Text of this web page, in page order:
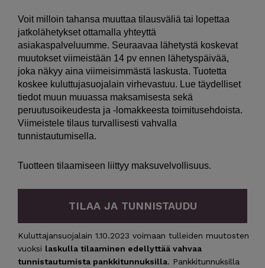
Voit milloin tahansa muuttaa tilausväliä tai lopettaa
jatkolähetykset ottamalla yhteyttä
asiakaspalveluumme. Seuraavaa lähetystä koskevat
muutokset viimeistään 14 pv ennen lähetyspäivää,
joka näkyy aina viimeisimmästä laskusta. Tuotetta
koskee kuluttujasuojalain virhevastuu. Lue täydelliset
tiedot muun muuassa maksamisesta sekä
peruutusoikeudesta ja -lomakkeesta toimitusehdoista.
Viimeistele tilaus turvallisesti vahvalla
tunnistautumisella.
Tuotteen tilaamiseen liittyy maksuvelvollisuus.
TILAA JA TUNNISTAUDU
Kuluttajansuojalain 1.10.2023 voimaan tulleiden muutosten
vuoksi laskulla tilaaminen edellyttää vahvaa
tunnistautumista pankkitunnuksilla. Pankkitunnuksilla